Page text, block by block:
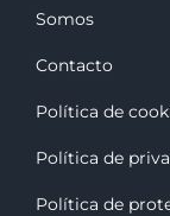
Somos
Contacto
Política de
Política de
Política de